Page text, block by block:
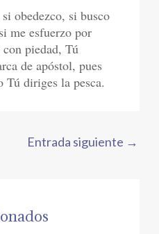
obedezco, si busco
me esfuerzo por
piedad, Tú
de apóstol, pues
Tú diriges la pesca.
Entrada siguiente →